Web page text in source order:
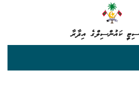
ކައުންސިލްގެ އިދާރާ